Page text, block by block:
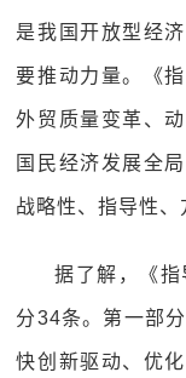
是我国开放型经
要推动力量。《
外贸质量变革、
国民经济发展全
战略性、指导性、
据了解，《
分34条。第一部
快创新驱动、优